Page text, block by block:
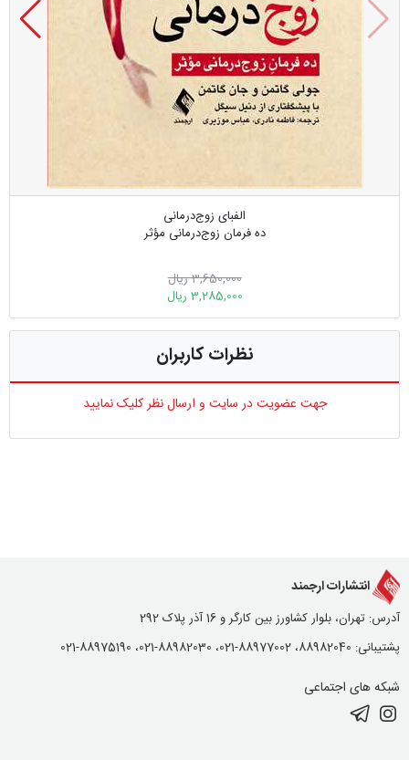
الفبای زوج‌درمانی
ده فرمان زوج‌درمانی مؤثر
3,650,000 ریال
3,285,000 ریال
نظرات کاربران
جهت عضویت در سایت و ارسال نظر کلیک نمایید
انتشارات ارجمند
آدرس: تهران، بلوار کشاورز بین کارگر و 16 آذر پلاک 292
پشتیبانی: 88982040، 88977002-021، 88982030-021، 88975190-021
شبکه های اجتماعی